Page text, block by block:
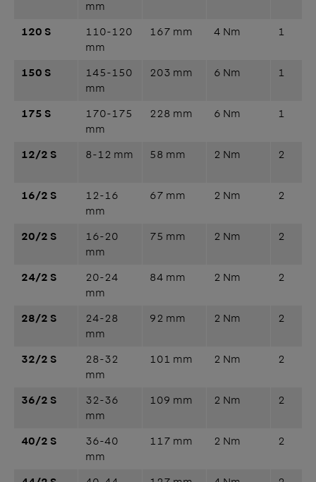
mm
120 S
110-120
mm
167 mm 4 Nm 1
150 S
145-150
mm
203 mm 6 Nm 1
175 S
170-175
mm
228 mm 6 Nm 1
12/2 S 8-12 mm 58 mm 2 Nm 2
16/2 S
12-16
mm
67 mm 2 Nm 2
20/2 S
16-20
mm
75 mm 2 Nm 2
24/2 S
20-24
mm
84 mm 2 Nm 2
28/2 S
24-28
mm
92 mm 2 Nm 2
32/2 S
28-32
mm
101 mm 2 Nm 2
36/2 S
32-36
mm
109 mm 2 Nm 2
40/2 S
36-40
mm
117 mm 2 Nm 2